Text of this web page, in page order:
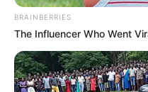
BRAINBERRIES
The Influencer Who Went